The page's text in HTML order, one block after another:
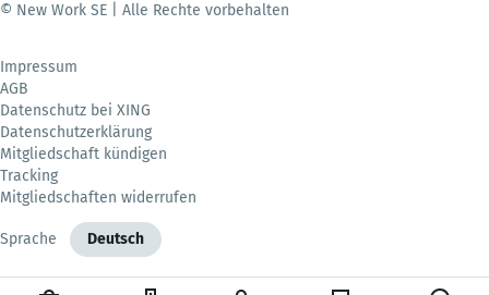
© New Work SE | Alle Rechte vorbehalten
Impressum
AGB
Datenschutz bei XING
Datenschutzerklärung
Mitgliedschaft kündigen
Tracking
Mitgliedschaften widerrufen
Sprache Deutsch